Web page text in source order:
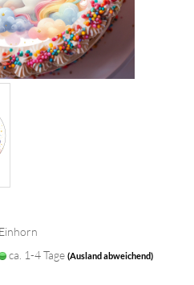
Einhorn
ca. 1-4 Tage(Ausland abweichend)